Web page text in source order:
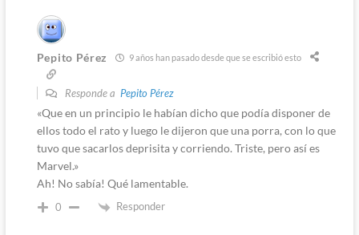
Pepito Pérez 9 años han pasado desde que se escribió esto
Responde a Pepito Pérez
«Que en un principio le habían dicho que podía disponer de
ellos todo el rato y luego le dijeron que una porra, con lo que
tuvo que sacarlos deprisita y corriendo. Triste, pero así es
Marvel.»
Ah! No sabía! Qué lamentable.
0 Responder